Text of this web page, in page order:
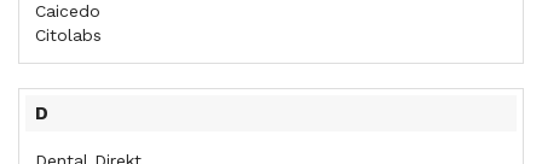
Caicedo
Citolabs
D